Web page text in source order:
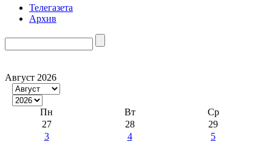
Телегазета
Архив
Август 2026
Пн Вт
Ср
27
28
29
3
4
5